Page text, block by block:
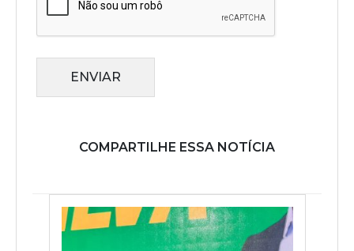
ENVIAR
COMPARTILHE ESSA NOTÍCIA